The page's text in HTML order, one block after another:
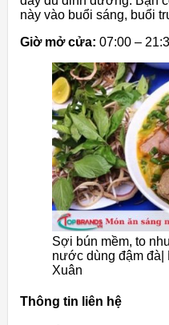
này vào buổi sáng, buổi
Giờ mở cửa: 07:00 –
Sợi bún mềm, to
nước dùng đậm đà|
Xuân
Thông tin liên hệ